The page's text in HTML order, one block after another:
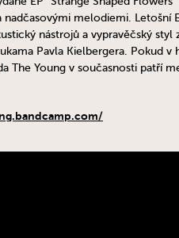
melodiemi. Letošní
nástrojů a vypravěčský styl
Pavla Kielbergera. Pokud v
The Young v současnosti patří